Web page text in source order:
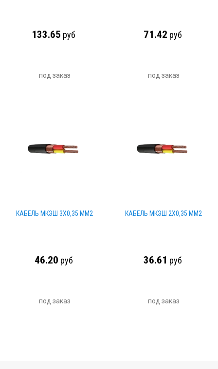
133.65 руб
под заказ
71.42 руб
под заказ
КАБЕЛЬ МКЭШ 3Х0,35 ММ2
46.20 руб
под заказ
КАБЕЛЬ МКЭШ 2Х0,35 ММ2
36.61 руб
под заказ